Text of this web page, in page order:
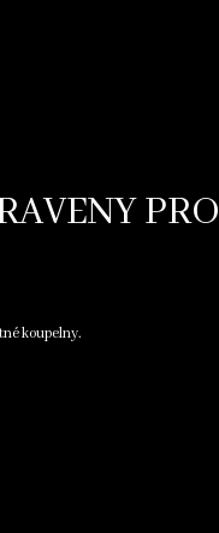
PRO
koupelny.